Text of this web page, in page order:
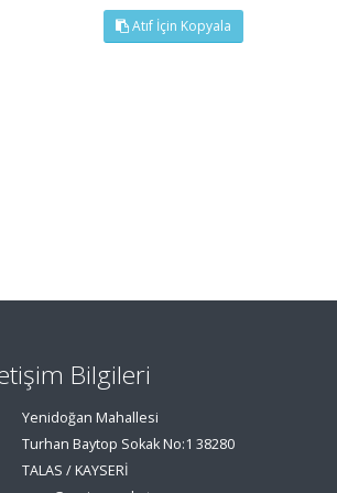
Atıf İçin Kopyala
Bilgileri
Yenidoğan Mahallesi
Turhan Baytop Sokak No:1 38280
TALAS / KAYSERİ